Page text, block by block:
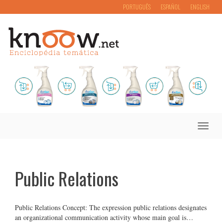
PORTUGUÊS ESPAÑOL ENGLISH
Toggle
Public Relations
Public Relations Concept: The expression public relations designates
an organizational communication activity whose main goal is…